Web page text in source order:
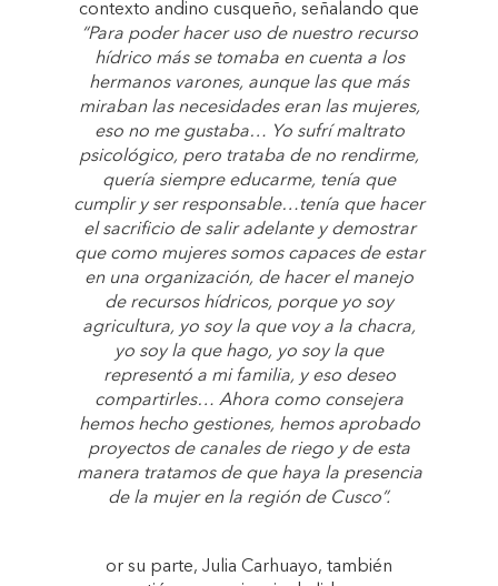
contexto andino cusqueño, señalando que
“Para poder hacer uso de nuestro recurso
hídrico más se tomaba en cuenta a los
hermanos varones, aunque las que más
miraban las necesidades eran las mujeres,
eso no me gustaba… Yo sufrí maltrato
psicológico, pero trataba de no rendirme,
quería siempre educarme, tenía que
cumplir y ser responsable…tenía que hacer
el sacrificio de salir adelante y demostrar
que como mujeres somos capaces de estar
en una organización, de hacer el manejo
de recursos hídricos, porque yo soy
agricultura, yo soy la que voy a la chacra,
yo soy la que hago, yo soy la que
representó a mi familia, y eso deseo
compartirles… Ahora como consejera
hemos hecho gestiones, hemos aprobado
proyectos de canales de riego y de esta
manera tratamos de que haya la presencia
de la mujer en la región de Cusco”.
or su parte, Julia Carhuayo, también